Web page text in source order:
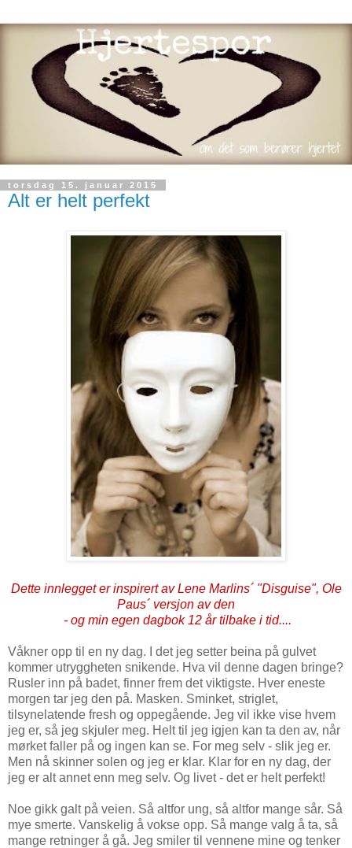
torsdag 15. januar 2015
Alt er helt perfekt
Dette innlegget er inspirert av Lene Marlins´ "Disguise", Ole
Paus´ versjon av den
- og min egen dagbok 12 år tilbake i tid....
Våkner opp til en ny dag. I det jeg setter beina på gulvet
kommer utryggheten snikende. Hva vil denne dagen bringe?
Rusler inn på badet, finner frem det viktigste. Hver eneste
morgen tar jeg den på. Masken. Sminket, striglet,
tilsynelatende fresh og oppegående. Jeg vil ikke vise hvem
jeg er, så jeg skjuler meg. Helt til jeg igjen kan ta den av, når
mørket faller på og ingen kan se. For meg selv - slik jeg er.
Men nå skinner solen og jeg er klar. Klar for en ny dag, der
jeg er alt annet enn meg selv. Og livet - det er helt perfekt!
Noe gikk galt på veien. Så altfor ung, så altfor mange sår. Så
mye smerte. Vanskelig å vokse opp. Så mange valg å ta, så
mange retninger å gå. Jeg smiler til vennene mine og tenker